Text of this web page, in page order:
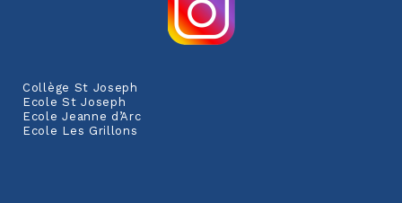
Collège St Joseph
Ecole St Joseph
Ecole Jeanne d’Arc
Ecole Les Grillons